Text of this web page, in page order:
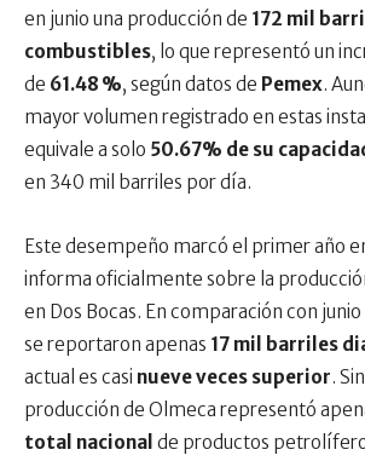
en junio una producción de 172 mil
combustibles, lo que representó un
de 61.48 %, según datos de Pemex.
mayor volumen registrado en estas
equivale a solo 50.67% de su
en 340 mil barriles por día.
Este desempeño marcó el primer año
informa oficialmente sobre la
en Dos Bocas. En comparación con
se reportaron apenas 17 mil barriles
actual es casi nueve veces superior.
producción de Olmeca representó
total nacional de productos